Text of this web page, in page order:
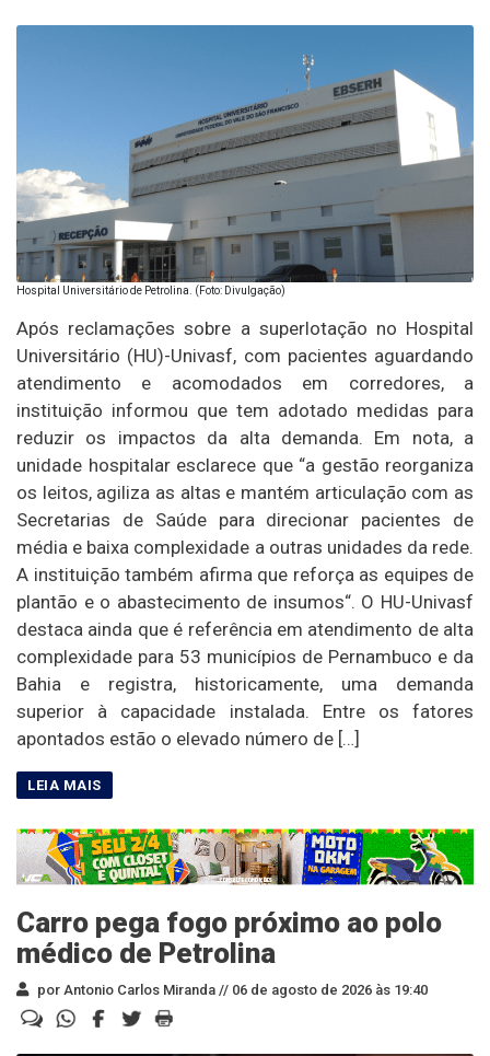
Hospital Universitário de Petrolina. (Foto: Divulgação)
Após reclamações sobre a superlotação no Hospital
Universitário (HU)-Univasf, com pacientes aguardando
atendimento e acomodados em corredores, a
instituição informou que tem adotado medidas para
reduzir os impactos da alta demanda. Em nota, a
unidade hospitalar esclarece que “a gestão reorganiza
os leitos, agiliza as altas e mantém articulação com as
Secretarias de Saúde para direcionar pacientes de
média e baixa complexidade a outras unidades da rede.
A instituição também afirma que reforça as equipes de
plantão e o abastecimento de insumos“. O HU-Univasf
destaca ainda que é referência em atendimento de alta
complexidade para 53 municípios de Pernambuco e da
Bahia e registra, historicamente, uma demanda
superior à capacidade instalada. Entre os fatores
apontados estão o elevado número de […]
Carro pega fogo próximo ao polo
médico de Petrolina
por Antonio Carlos Miranda // 06 de agosto de 2026 às 19:40